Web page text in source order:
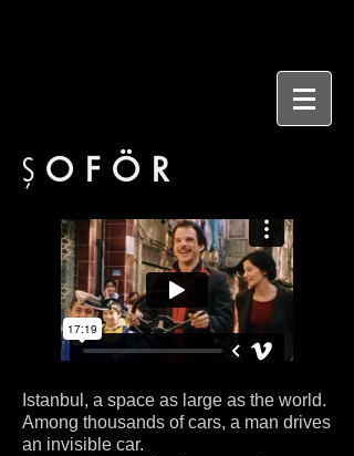
Ş OFÖR
Istanbul, a space as large as the world.
Among thousands of cars, a man drives
an invisible car.